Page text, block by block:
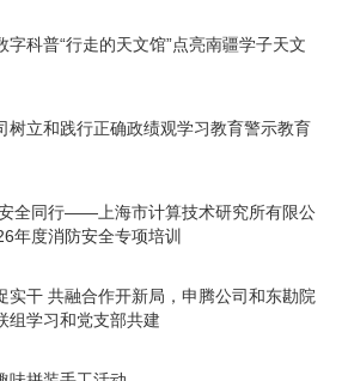
字科普“行走的天文馆”点亮南疆学子天文
树立和践行正确政绩观学习教育警示教育
全同行——上海市计算技术研究所有限公
年度消防安全专项培训
腾公司和东勘院
组学习和党支部共建